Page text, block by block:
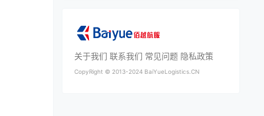
关于我们 联系我们 常见问题 隐私政策
CopyRight © 2013-2024 BaiYueLogistics.CN